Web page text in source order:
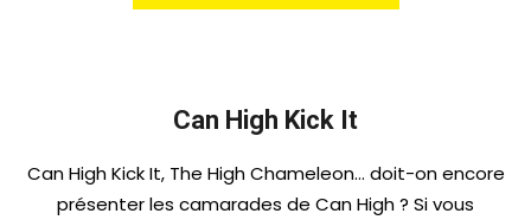
Can High Kick It
Can High Kick It, The High Chameleon… doit-on encore
présenter les camarades de Can High ? Si vous